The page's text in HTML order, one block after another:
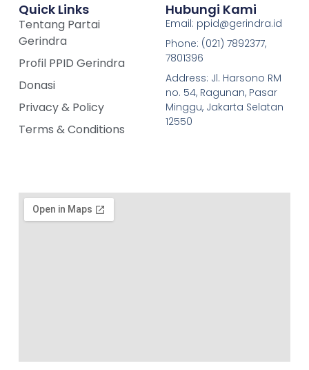
Quick Links
Tentang Partai
Gerindra
Profil PPID Gerindra
Donasi
Privacy & Policy
Terms & Conditions
Hubungi Kami
Email: ppid@gerindra.id
Phone: (021) 7892377,
7801396
Address: Jl. Harsono RM
no. 54, Ragunan, Pasar
Minggu, Jakarta Selatan
12550